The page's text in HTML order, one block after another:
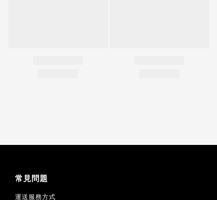
常見問題
運送服務方式